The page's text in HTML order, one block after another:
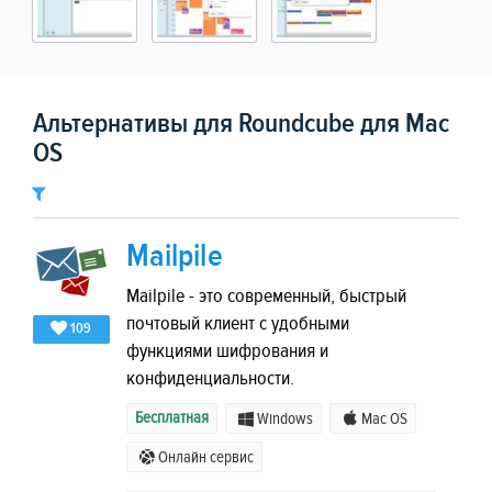
Альтернативы для Roundcube для Mac
OS
109
Mailpile
Mailpile - это современный, быстрый
почтовый клиент с удобными
функциями шифрования и
конфиденциальности.
Бесплатная Windows Mac OS
Онлайн сервис